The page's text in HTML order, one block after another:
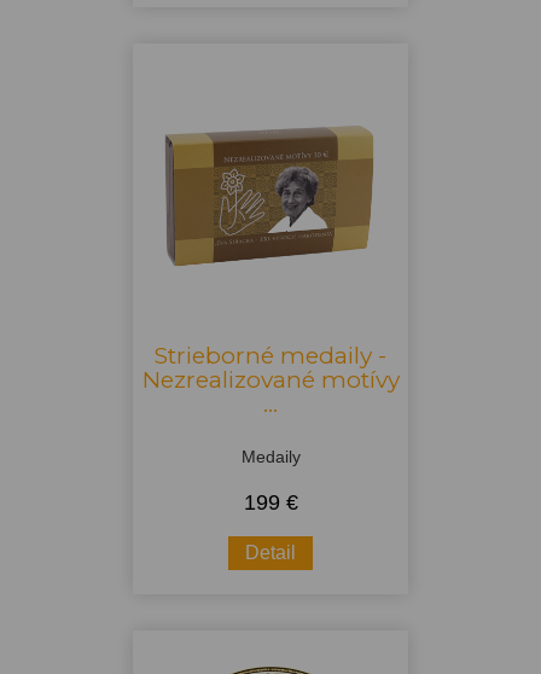
Strieborné medaily -
Nezrealizované motívy
...
Medaily
199 €
Detail